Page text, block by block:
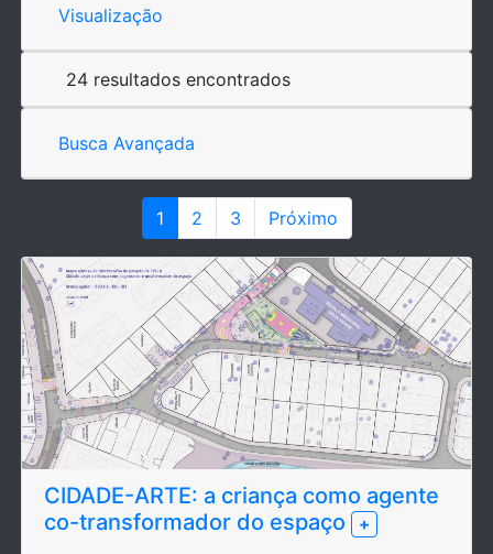
Visualização
24 resultados encontrados
Busca Avançada
1 2 3 Próximo
CIDADE-ARTE: a criança como agente
co-transformador do espaço
+